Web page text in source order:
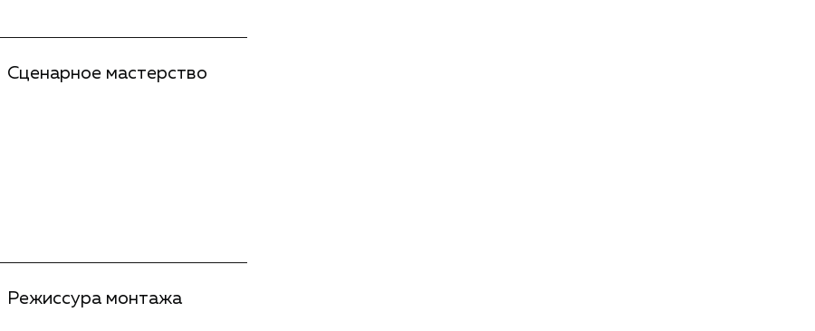
Сценарное мастерство
Режиссура монтажа